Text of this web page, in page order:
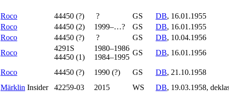
Roco 44450 (?) ? GS DB, 16.01.1955
Roco 44450 (2) 1999–…? GS DB, 16.01.1955
Roco 44450 (?) ? GS DB, 10.04.1956
Roco
4291S
44450 (1)
1980–1986
1984–1995
GS DB, 16.01.1956
Roco 44450 (?) 1990 (?) GS DB, 21.10.1958
Märklin Insider 42259-03 2015 WS DB, 19.03.1958,